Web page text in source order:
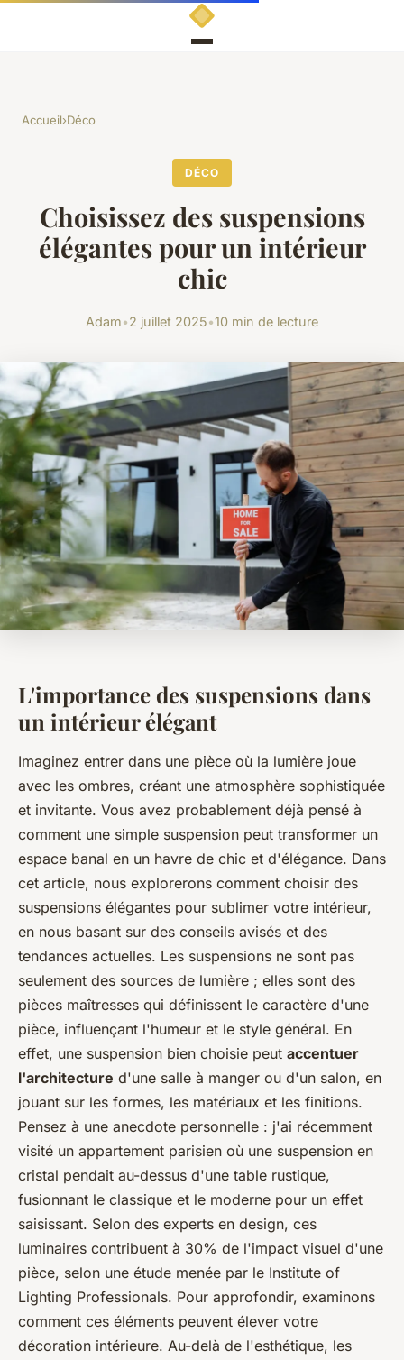
Accueil›Déco
DÉCO
Choisissez des suspensions
élégantes pour un intérieur
chic
Adam•2 juillet 2025•10 min de lecture
L'importance des suspensions dans
un intérieur élégant
Imaginez entrer dans une pièce où la lumière joue
avec les ombres, créant une atmosphère sophistiquée
et invitante. Vous avez probablement déjà pensé à
comment une simple suspension peut transformer un
espace banal en un havre de chic et d'élégance. Dans
cet article, nous explorerons comment choisir des
suspensions élégantes pour sublimer votre intérieur,
en nous basant sur des conseils avisés et des
tendances actuelles. Les suspensions ne sont pas
seulement des sources de lumière ; elles sont des
pièces maîtresses qui définissent le caractère d'une
pièce, influençant l'humeur et le style général. En
effet, une suspension bien choisie peut accentuer
l'architecture d'une salle à manger ou d'un salon, en
jouant sur les formes, les matériaux et les finitions.
Pensez à une anecdote personnelle : j'ai récemment
visité un appartement parisien où une suspension en
cristal pendait au-dessus d'une table rustique,
fusionnant le classique et le moderne pour un effet
saisissant. Selon des experts en design, ces
luminaires contribuent à 30% de l'impact visuel d'une
pièce, selon une étude menée par le Institute of
Lighting Professionals. Pour approfondir, examinons
comment ces éléments peuvent élever votre
décoration intérieure. Au-delà de l'esthétique, les